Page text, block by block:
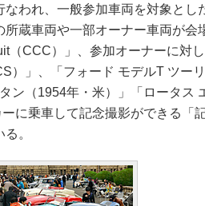
われ、一般参加車両を対象とし
所蔵車両や一部オーナー車両が会
（CCC）」、参加オーナーに対し
）」、「フォード モデルT ツーリ
ン（1954年・米）」「ロータス
に乗車して記念撮影ができる「
。